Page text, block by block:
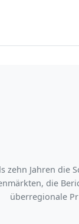
zehn Jahren
die
überregionale